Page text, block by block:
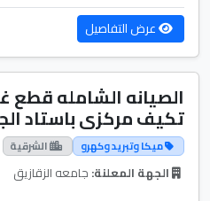
عرض التفاصيل
تكيف مركزى باستاد
ميكا وتبريد وكهرو الشرقية
الجهة المعلنة: جامعه الزقازيق